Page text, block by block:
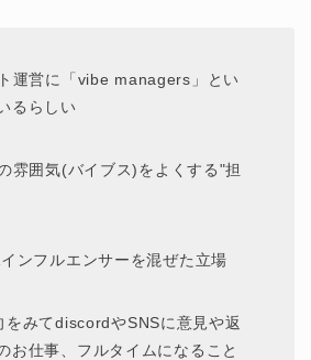
運営に「vibe managers」とい
るらしい
雰囲気(バイブス)をよくする"担
インフルエンサーを混ぜた立場
をみてdiscordやSNSに意見や返
お仕事、フルタイムになること